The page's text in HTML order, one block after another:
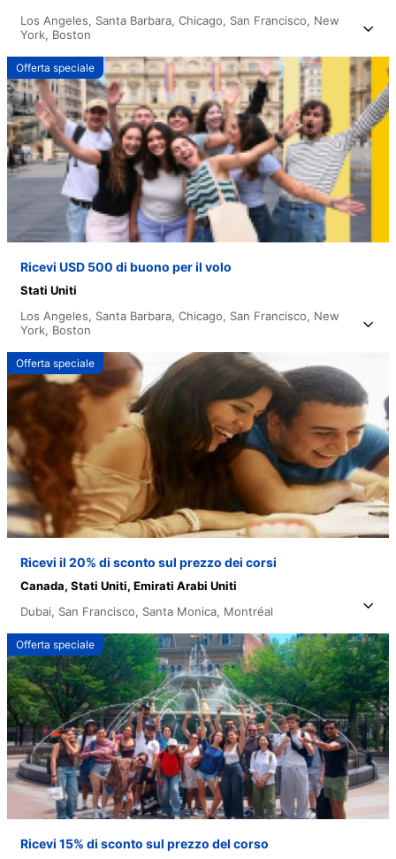
Los Angeles, Santa Barbara, Chicago, San Francisco, New
York, Boston
Offerta speciale
Ricevi USD 500 di buono per il volo
Stati Uniti
Los Angeles, Santa Barbara, Chicago, San Francisco, New
York, Boston
Offerta speciale
Ricevi il 20% di sconto sul prezzo dei corsi
Canada, Stati Uniti, Emirati Arabi Uniti
Dubai, San Francisco, Santa Monica, Montréal
Offerta speciale
Ricevi 15% di sconto sul prezzo del corso